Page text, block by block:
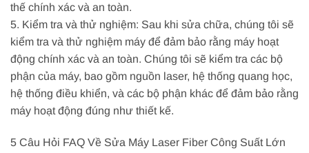
thế chính xác và an toàn.
5. Kiểm tra và thử nghiệm: Sau khi sửa chữa, chúng tôi sẽ
kiểm tra và thử nghiệm máy để đảm bảo rằng máy hoạt
động chính xác và an toàn. Chúng tôi sẽ kiểm tra các bộ
phận của máy, bao gồm nguồn laser, hệ thống quang học,
hệ thống điều khiển, và các bộ phận khác để đảm bảo rằng
máy hoạt động đúng như thiết kế.
5 Câu Hỏi FAQ Về Sửa Máy Laser Fiber Công Suất Lớn